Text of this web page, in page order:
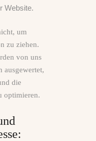
Website.
um
zu ziehen.
von uns
ausgewertet,
die
optimieren.